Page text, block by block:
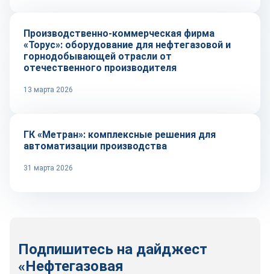
Производственно-коммерческая фирма
«Торус»: оборудование для нефтегазовой и
горнодобывающей отрасли от
отечественного производителя
13 марта 2026
Репортаж
ГК «Метран»: комплексные решения для
автоматизации производства
31 марта 2026
Подпишитесь на дайджест
«Нефтегазовая